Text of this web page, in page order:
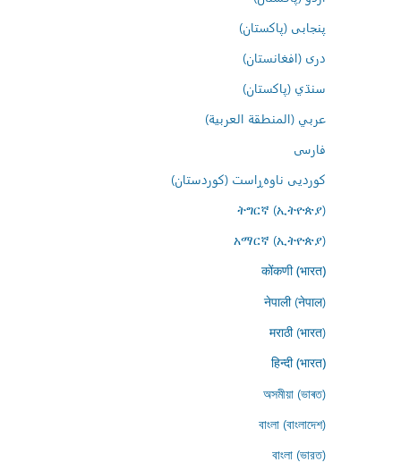
پنجابی (پاکستان)
درى (افغانستان)
سنڌي (پاکستان)
عربي (المنطقة العربية)
فارسى
کوردیی ناوەڕاست (کوردستان)
ትግርኛ (ኢትዮጵያ)
አማርኛ (ኢትዮጵያ)
कोंकणी (भारत)
नेपाली (नेपाल)
मराठी (भारत)
हिन्दी (भारत)
অসমীয়া (ভাৰত)
বাংলা (বাংলাদেশ)
বাংলা (ভারত)